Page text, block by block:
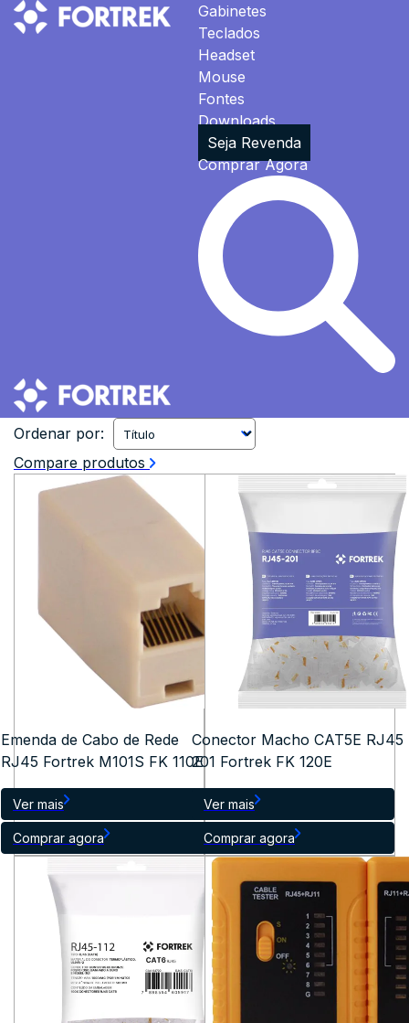
Gabinetes
Teclados
Headset
Mouse
Fontes
Downloads
Seja Revenda
Comprar Agora
Ordenar por:
Compare produtos
Emenda de Cabo de Rede
RJ45 Fortrek M101S FK 110E
Ver mais
Comprar agora
Conector Macho CAT5E RJ45
201 Fortrek FK 120E
Ver mais
Comprar agora